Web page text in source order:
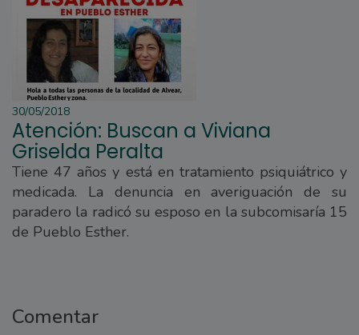
30/05/2018
Atención: Buscan a Viviana
Griselda Peralta
Tiene 47 años y está en tratamiento psiquiátrico y
medicada. La denuncia en averiguación de su
paradero la radicó su esposo en la subcomisaría 15
de Pueblo Esther.
Comentar